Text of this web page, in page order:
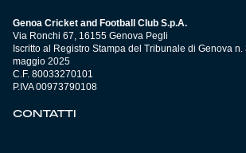
Genoa Cricket and Football Club S.p.A.
Via Ronchi 67, 16155 Genova Pegli
Iscritto al Registro Stampa del Tribunale di Genova
maggio 2025
C.F. 80033270101
P.IVA 00973790108
CONTATTI